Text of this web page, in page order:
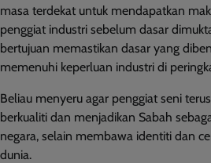
masa terdekat untuk mendapatkan
penggiat industri sebelum dasar
bertujuan memastikan dasar yang
memenuhi keperluan industri di
Beliau menyeru agar penggiat seni
berkualiti dan menjadikan Sabah
negara, selain membawa identiti dan
dunia.